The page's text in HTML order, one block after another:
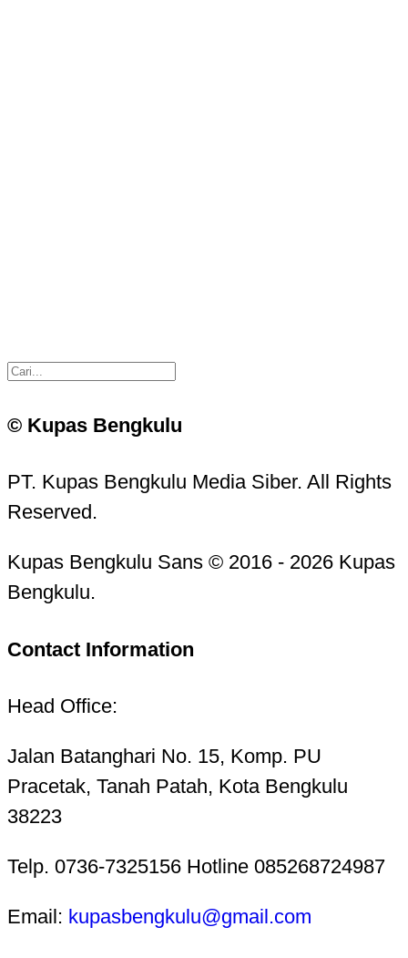
© Kupas Bengkulu
PT. Kupas Bengkulu Media Siber. All Rights
Reserved.
Kupas Bengkulu Sans © 2016 - 2026 Kupas
Bengkulu.
Contact Information
Head Office:
Jalan Batanghari No. 15, Komp. PU
Pracetak, Tanah Patah, Kota Bengkulu
38223
Telp. 0736-7325156 Hotline 085268724987
Email: kupasbengkulu@gmail.com